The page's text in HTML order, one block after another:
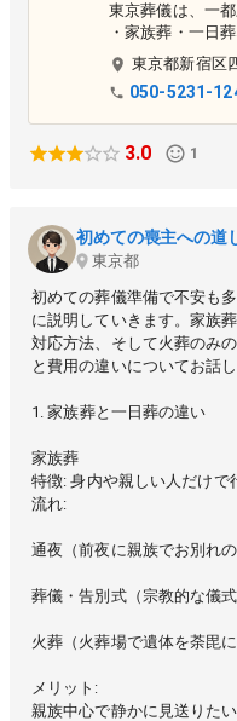
東京葬儀は、一
・家族葬・一日
お葬式までご相
東京都新宿区
050-5231-
3.0 1
初めての喪主への道
東京都
初めての葬儀準備で不安も
に説明していきます。家族
対応方法、そして火葬のみ
と費用の違いについてお話し
1. 家族葬と一日葬の違い
家族葬
特徴: 身内や親しい人だけで
流れ:
通夜（前夜に親族でお別れの
葬儀・告別式（宗教的な儀
火葬（火葬場で遺体を荼毘に
メリット:
親族中心で静かに見送りた